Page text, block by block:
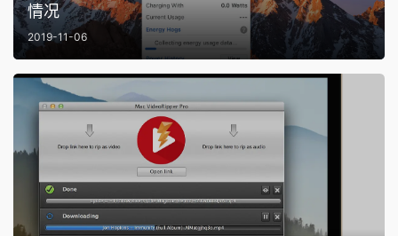
情况
2019-11-06